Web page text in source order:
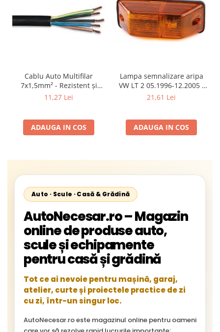
Cablu Auto Multifilar
7x1,5mm² - Rezistent și
Flexibil pentru Remorci 12V-
11,27 Lei
ADAUGA IN COS
Lampa semnalizare aripa
VW LT 2 05.1996-12.2005 ;
Mercedes Sprinter 1995-
Neoplan Euroliner,
Starliner,Centroliner,
21,61 Lei
ADAUGA IN COS
Auto · Scule · Casă & Grădină
AutoNecesar.ro – Magazin
online de produse auto,
scule și echipamente
pentru casă și grădină
Tot ce ai nevoie pentru mașină, garaj,
atelier, curte și proiectele practice de zi
cu zi, într-un singur loc.
AutoNecesar.ro este magazinul online pentru oameni